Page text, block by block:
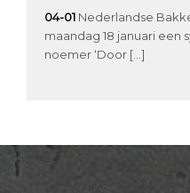
04-01 Nederlandse
maandag 18 januari een
noemer ‘Door […]